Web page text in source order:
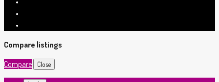
Compare listings
Compare
Close